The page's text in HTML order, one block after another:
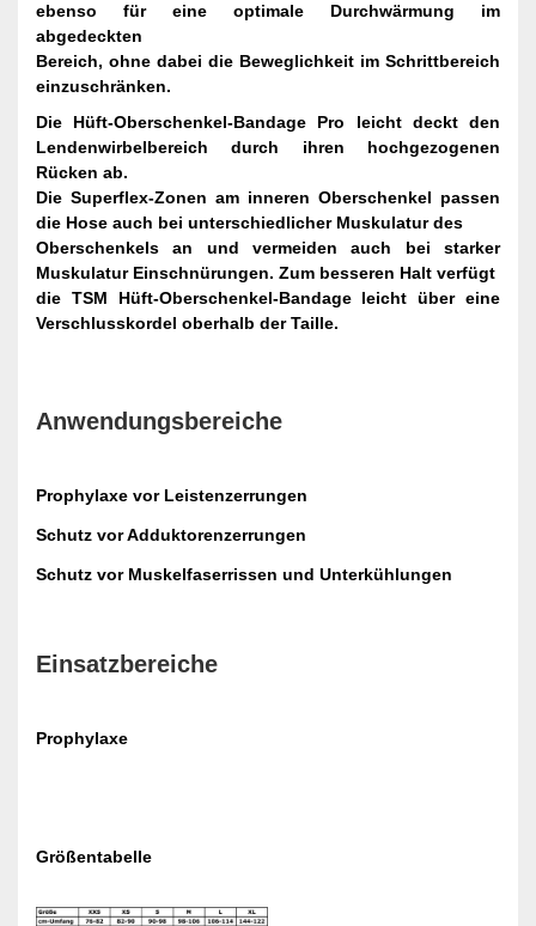
ebenso für eine optimale Durchwärmung im
abgedeckten
Bereich, ohne dabei die Beweglichkeit im Schrittbereich
einzuschränken.
Die Hüft-Oberschenkel-Bandage Pro leicht deckt den
Lendenwirbelbereich durch ihren hochgezogenen
Rücken ab.
Die Superflex-Zonen am inneren Oberschenkel passen
die Hose auch bei unterschiedlicher Muskulatur des
Oberschenkels an und vermeiden auch bei starker
Muskulatur Einschnürungen. Zum besseren Halt verfügt
die TSM Hüft-Oberschenkel-Bandage leicht über eine
Verschlusskordel oberhalb der Taille.
Anwendungsbereiche
Prophylaxe vor Leistenzerrungen
Schutz vor Adduktorenzerrungen
Schutz vor Muskelfaserrissen und Unterkühlungen
Einsatzbereiche
Prophylaxe
Größentabelle